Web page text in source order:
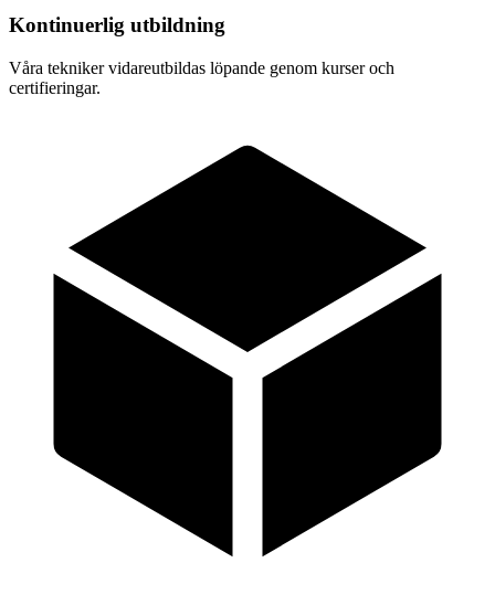
Kontinuerlig utbildning
Våra tekniker vidareutbildas löpande genom kurser och
certifieringar.